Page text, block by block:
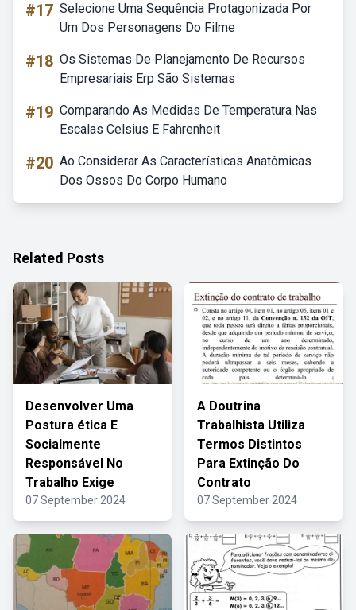
#17 Selecione Uma Sequência Protagonizada Por
Um Dos Personagens Do Filme
#18 Os Sistemas De Planejamento De Recursos
Empresariais Erp São Sistemas
#19 Comparando As Medidas De Temperatura Nas
Escalas Celsius E Fahrenheit
#20 Ao Considerar As Características Anatômicas
Dos Ossos Do Corpo Humano
Related Posts
Desenvolver Uma
Postura ética E
Socialmente
Responsável No
Trabalho Exige
07 September 2024
A Doutrina
Trabalhista Utiliza
Termos Distintos
Para Extinção Do
Contrato
07 September 2024